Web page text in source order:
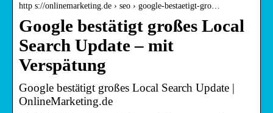
http s://onlinemarketing.de › seo › google-bestaetigt-gro…
Google bestätigt großes Local
Search Update – mit
Verspätung
Google bestätigt großes Local Search Update |
OnlineMarketing.de